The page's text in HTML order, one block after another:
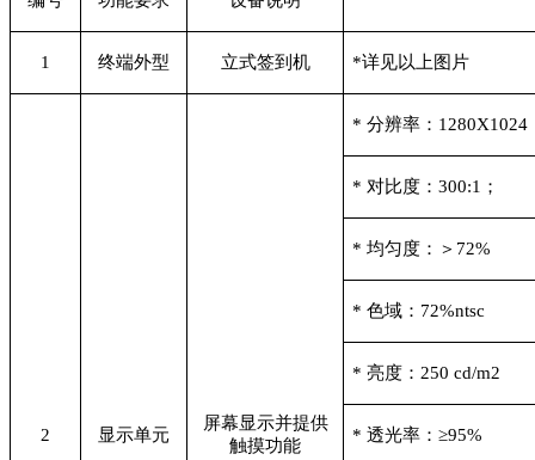
1 终端外型 立式签到机 *详见以上图片
2 显示单元
屏幕显示并提供
触摸功能
* 分辨率：1280X1024
* 对比度：300:1；
* 均匀度：＞72%
* 色域：72%ntsc
* 亮度：250 cd/m2
* 透光率：≥95%